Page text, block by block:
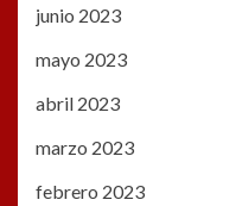
junio 2023
mayo 2023
abril 2023
marzo 2023
febrero 2023